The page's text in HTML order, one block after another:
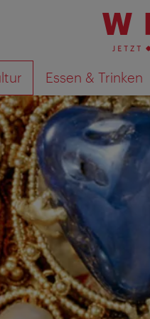
Essen & Trinken